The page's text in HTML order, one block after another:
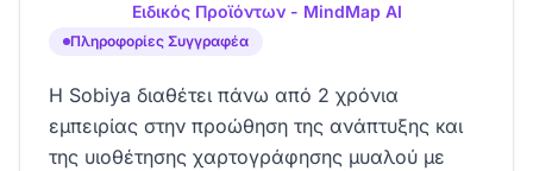
Ειδικός Προϊόντων - MindMap AI
Πληροφορίες Συγγραφέα
Η Sobiya διαθέτει πάνω από 2 χρόνια
εμπειρίας στην προώθηση της ανάπτυξης και
της υιοθέτησης χαρτογράφησης μυαλού με